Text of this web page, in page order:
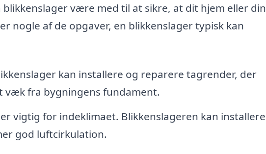
være med til at sikre, at dit hjem eller din
nogle af de opgaver, en blikkenslager typisk kan
kan installere og reparere tagrender, der
væk fra bygningens fundament.
vigtig for indeklimaet. Blikkenslageren kan installere
god luftcirkulation.